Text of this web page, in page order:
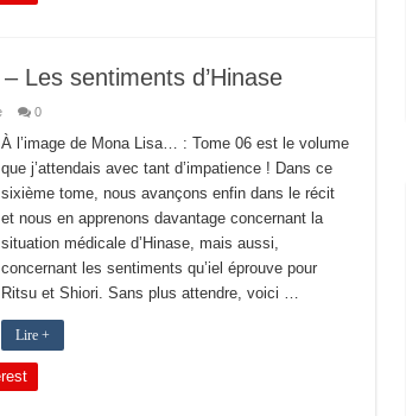
Les sentiments d’Hinase
0
À l’image de Mona Lisa… : Tome 06 est le volume
que j’attendais avec tant d’impatience ! Dans ce
sixième tome, nous avançons enfin dans le récit
et nous en apprenons davantage concernant la
situation médicale d’Hinase, mais aussi,
concernant les sentiments qu’iel éprouve pour
Ritsu et Shiori. Sans plus attendre, voici …
Lire +